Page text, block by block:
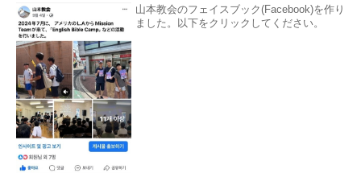
山本教会のフェイスブック(Facebook)を作り
ました。以下をクリックしてください。